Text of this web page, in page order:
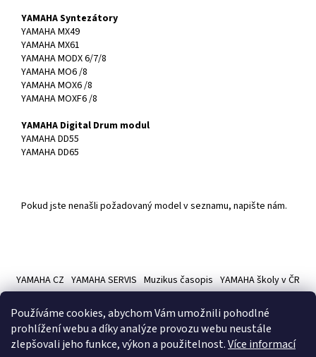
Používáme cookies, abychom Vám umožnili pohodlné
prohlížení webu a díky analýze provozu webu neustále
zlepšovali jeho funkce, výkon a použitelnost.Více informací
YAMAHA Syntezátory
YAMAHA MX49
YAMAHA MX61
YAMAHA MODX 6/7/8
YAMAHA MO6 /8
YAMAHA MOX6 /8
YAMAHA MOXF6 /8
YAMAHA Digital Drum modul
YAMAHA DD55
YAMAHA DD65
Pokud jste nenašli požadovaný model v seznamu, napište nám.
p
YAMAHA CZ YAMAHA SERVIS Muzikus časopis YAMAHA školy v ČR